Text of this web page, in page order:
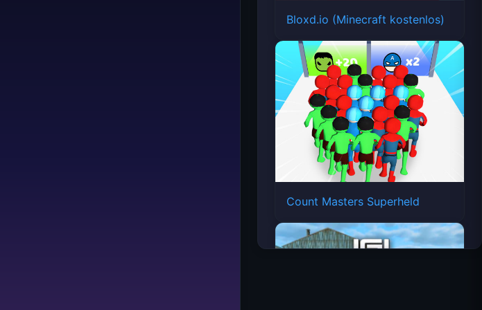
Bloxd.io (Minecraft kostenlos)
Count Masters Superheld